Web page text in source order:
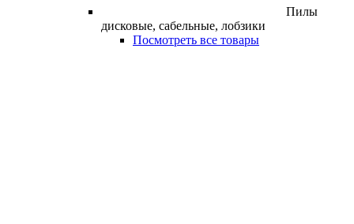
Пилы
дисковые, сабельные, лобзики
Посмотреть все товары